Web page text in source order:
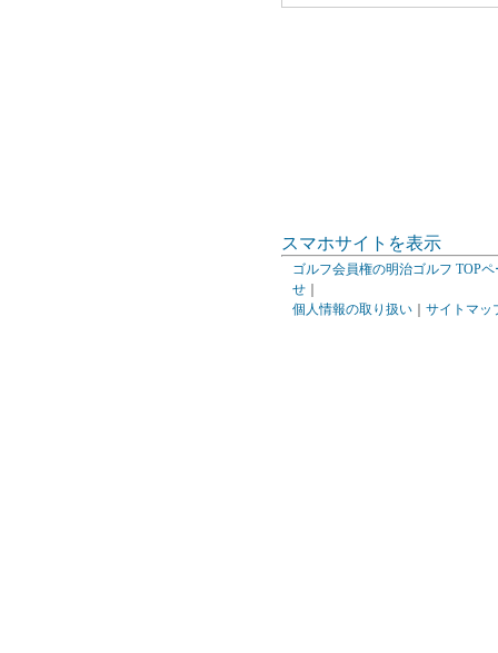
スマホサイトを表示
ゴルフ会員権の明治ゴルフ TOPペ
せ
個人情報の取り扱い
サイトマッ